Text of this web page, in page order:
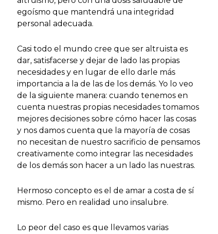
egoísmo que mantendrá una integridad
personal adecuada.
Casi todo el mundo cree que ser altruista es
dar, satisfacerse y dejar de lado las propias
necesidades y en lugar de ello darle más
importancia a la de las de los demás. Yo lo veo
de la siguiente manera: cuando tenemos en
cuenta nuestras propias necesidades tomamos
mejores decisiones sobre cómo hacer las cosas
y nos damos cuenta que la mayoría de cosas
no necesitan de nuestro sacrificio de pensamos
creativamente como integrar las necesidades
de los demás son hacer a un lado las nuestras.
Hermoso concepto es el de amar a costa de sí
mismo. Pero en realidad uno insalubre.
Lo peor del caso es que llevamos varias